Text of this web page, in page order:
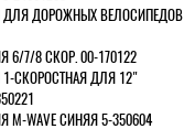
ДЛЯ ДОРОЖНЫХ ВЕЛОСИПЕДОВ
6/7/8 СКОР. 00-170122
1-СКОРОСТНАЯ ДЛЯ 12"
M-WAVE СИНЯЯ 5-350604